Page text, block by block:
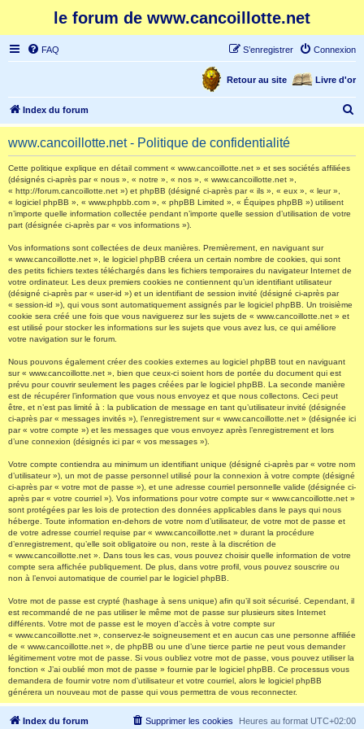
le forum de www.cancoillotte.net
FAQ Connexion
S’enregistrer
Livre d'or
Retour au site
Index du forum
e
www.cancoillotte.net - Politique de confidentialité
Cette politique explique en détail comment « www.cancoillotte.net » et ses sociétés affiliées
(désignés ci-après par « nous », « notre », « nos », « www.cancoillotte.net »,
« http://forum.cancoillotte.net ») et phpBB (désigné ci-après par « ils », « eux », « leur »,
« logiciel phpBB », « www.phpbb.com », « phpBB Limited », « Équipes phpBB ») utilisent
n’importe quelle information collectée pendant n’importe quelle session d’utilisation de votre
part (désignée ci-après par « vos informations »).
Vos informations sont collectées de deux manières. Premièrement, en naviguant sur
« www.cancoillotte.net », le logiciel phpBB créera un certain nombre de cookies, qui sont
des petits fichiers textes téléchargés dans les fichiers temporaires du navigateur Internet de
votre ordinateur. Les deux premiers cookies ne contiennent qu’un identifiant utilisateur
(désigné ci-après par « user-id ») et un identifiant de session invité (désigné ci-après par
« session-id »), qui vous sont automatiquement assignés par le logiciel phpBB. Un troisième
cookie sera créé une fois que vous naviguerez sur les sujets de « www.cancoillotte.net » et
est utilisé pour stocker les informations sur les sujets que vous avez lus, ce qui améliore
votre navigation sur le forum.
Nous pouvons également créer des cookies externes au logiciel phpBB tout en naviguant
sur « www.cancoillotte.net », bien que ceux-ci soient hors de portée du document qui est
prévu pour couvrir seulement les pages créées par le logiciel phpBB. La seconde manière
est de récupérer l’information que vous nous envoyez et que nous collectons. Ceci peut
être, et n’est pas limité à : la publication de message en tant qu’utilisateur invité (désignée
ci-après par « messages invités »), l’enregistrement sur « www.cancoillotte.net » (désignée ici
par « votre compte ») et les messages que vous envoyez après l’enregistrement et lors
d’une connexion (désignés ici par « vos messages »).
Votre compte contiendra au minimum un identifiant unique (désigné ci-après par « votre nom
d’utilisateur »), un mot de passe personnel utilisé pour la connexion à votre compte (désigné
ci-après par « votre mot de passe »), et une adresse courriel personnelle valide (désignée ci-
après par « votre courriel »). Vos informations pour votre compte sur « www.cancoillotte.net »
sont protégées par les lois de protection des données applicables dans le pays qui nous
héberge. Toute information en-dehors de votre nom d’utilisateur, de votre mot de passe et
de votre adresse courriel requise par « www.cancoillotte.net » durant la procédure
d’enregistrement, qu’elle soit obligatoire ou non, reste à la discrétion de
« www.cancoillotte.net ». Dans tous les cas, vous pouvez choisir quelle information de votre
compte sera affichée publiquement. De plus, dans votre profil, vous pouvez souscrire ou
non à l’envoi automatique de courriel par le logiciel phpBB.
Votre mot de passe est crypté (hashage à sens unique) afin qu’il soit sécurisé. Cependant, il
est recommandé de ne pas utiliser le même mot de passe sur plusieurs sites Internet
différents. Votre mot de passe est le moyen d’accès à votre compte sur
« www.cancoillotte.net », conservez-le soigneusement et en aucun cas une personne affiliée
de « www.cancoillotte.net », de phpBB ou une d’une tierce partie ne peut vous demander
légitimement votre mot de passe. Si vous oubliez votre mot de passe, vous pouvez utiliser la
fonction « J’ai oublié mon mot de passe » fournie par le logiciel phpBB. Ce processus vous
demandera de fournir votre nom d’utilisateur et votre courriel, alors le logiciel phpBB
générera un nouveau mot de passe qui vous permettra de vous reconnecter.
Index du forum Heures au format UTC+02:00
Supprimer les cookies